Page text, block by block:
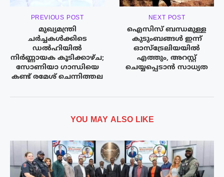
PREVIOUS POST
മുഖ്യമന്ത്രി
ചർച്ചകൾക്കിടെ
ഡൽഹിയിൽ
നിർണ്ണായക കൂടിക്കാഴ്ച;
സോണിയാ ഗാന്ധിയെ
കണ്ട് രമേശ് ചെന്നിത്തല
NEXT POST
ഐസിസ് ബന്ധമുള്ള
കുടുംബങ്ങൾ ഇന്ന്
ഓസ്‌ട്രേലിയയിൽ
എത്തും, അറസ്റ്റ്
ചെയ്യപ്പെടാൻ സാധ്യത
YOU MAY ALSO LIKE